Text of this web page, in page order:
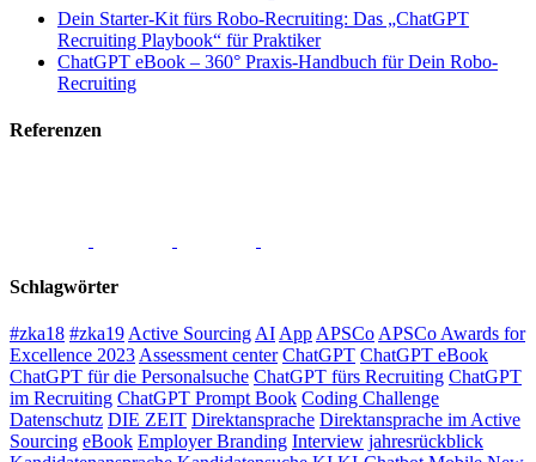
Dein Starter-Kit fürs Robo-Recruiting: Das „ChatGPT
Recruiting Playbook“ für Praktiker
ChatGPT eBook – 360° Praxis-Handbuch für Dein Robo-
Recruiting
Referenzen
Schlagwörter
#zka18 #zka19 Active Sourcing AI App APSCo APSCo Awards for
Excellence 2023 Assessment center ChatGPT ChatGPT eBook
ChatGPT für die Personalsuche ChatGPT fürs Recruiting ChatGPT
im Recruiting ChatGPT Prompt Book Coding Challenge
Datenschutz DIE ZEIT Direktansprache Direktansprache im Active
Sourcing eBook Employer Branding Interview jahresrückblick